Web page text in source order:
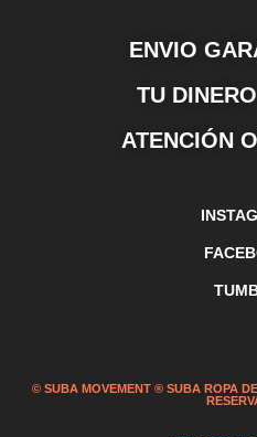
ENVIO
TU
ATENCIÓN
© SUBA MOVEMENT ® SUBA ROPA